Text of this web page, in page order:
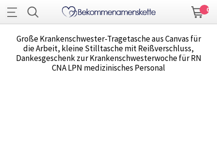
0
Große Krankenschwester-Tragetasche aus Canvas für
die Arbeit, kleine Stilltasche mit Reißverschluss,
Dankesgeschenk zur Krankenschwesterwoche für RN
CNA LPN medizinisches Personal